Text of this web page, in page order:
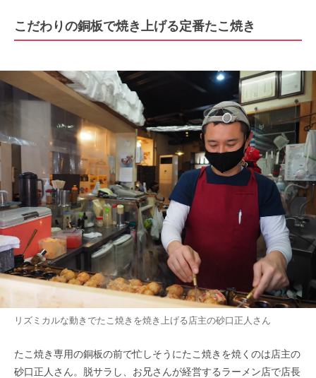
こだわりの銅板で焼き上げる定番たこ焼き
リズミカルな動きでたこ焼きを焼き上げる店主の砂口正人さん
たこ焼き専用の銅板の前で忙しそうにたこ焼きを焼くのは店主の
砂口正人さん。脱サラし、お兄さんが経営するラーメン店で店長